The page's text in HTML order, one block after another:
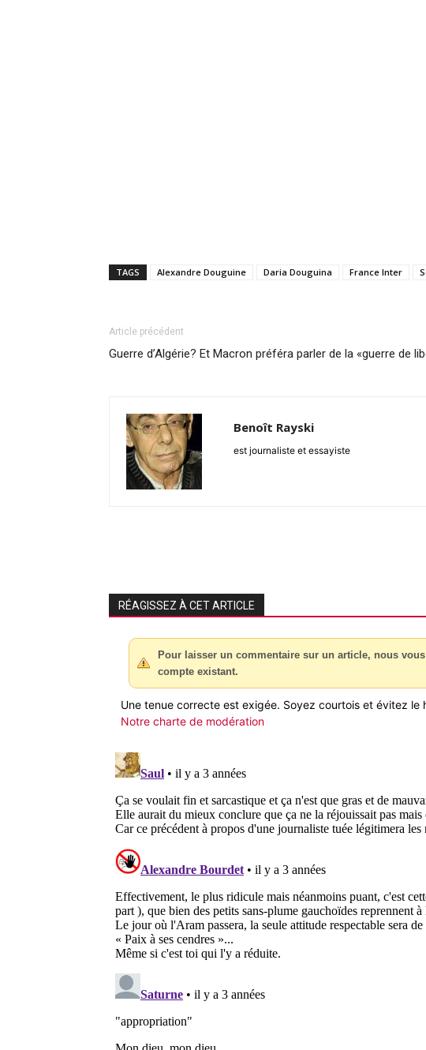
TAGS Alexandre Douguine Daria Douguina France Inter
Article précédent
Guerre d’Algérie? Et Macron préféra parler de la «guerre de
Benoît Rayski
est journaliste et essayiste
RÉAGISSEZ À CET ARTICLE
Pour laisser un commentaire sur un article, nous
compte existant.
Une tenue correcte est exigée. Soyez courtois et évitez le
Notre charte de modération